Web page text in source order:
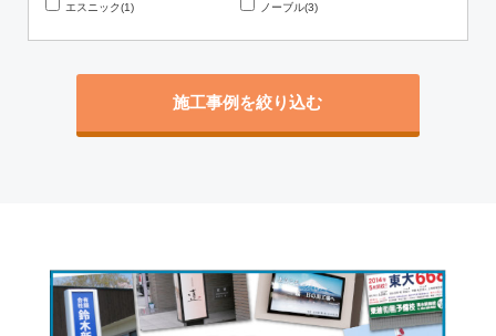
エスニック(1) ノーブル(3)